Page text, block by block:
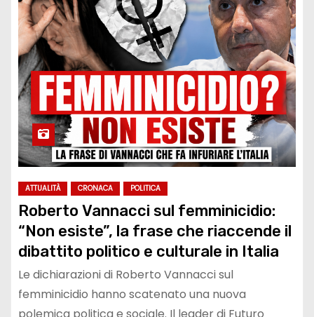
ATTUALITÀ CRONACA POLITICA
Roberto Vannacci sul femminicidio:
“Non esiste”, la frase che riaccende il
dibattito politico e culturale in Italia
Le dichiarazioni di Roberto Vannacci sul
femminicidio hanno scatenato una nuova